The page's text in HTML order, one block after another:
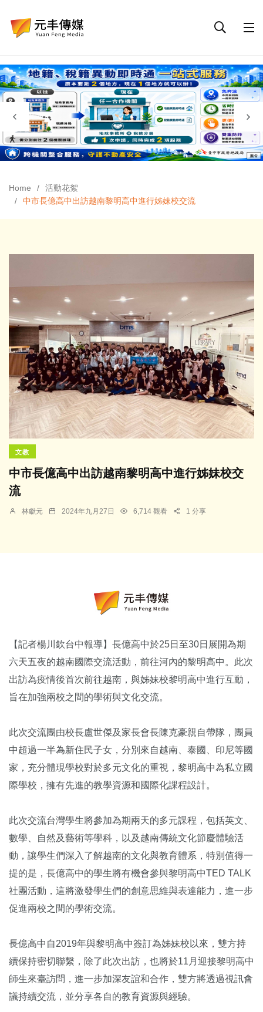
Home
活動花絮
中市長億高中出訪越南黎明高中進行姊妹校交流
文教
中市長億高中出訪越南黎明高中進行姊妹校交
流
林獻元 2024年九月27日 6,714 觀看 1 分享
【記者楊川欽台中報導】長億高中於25日至30日展開為期
六天五夜的越南國際交流活動，前往河內的黎明高中。此次
出訪為疫情後首次前往越南，與姊妹校黎明高中進行互動，
旨在加強兩校之間的學術與文化交流。
此次交流團由校長盧世傑及家長會長陳克豪親自帶隊，團員
中超過一半為新住民子女，分別來自越南、泰國、印尼等國
家，充分體現學校對於多元文化的重視，黎明高中為私立國
際學校，擁有先進的教學資源和國際化課程設計。
此次交流台灣學生將參加為期兩天的多元課程，包括英文、
數學、自然及藝術等學科，以及越南傳統文化節慶體驗活
動，讓學生們深入了解越南的文化與教育體系，特別值得一
提的是，長億高中的學生將有機會參與黎明高中TED TALK
社團活動，這將激發學生們的創意思維與表達能力，進一步
促進兩校之間的學術交流。
長億高中自2019年與黎明高中簽訂為姊妹校以來，雙方持
續保持密切聯繫，除了此次出訪，也將於11月迎接黎明高中
師生來臺訪問，進一步加深友誼和合作，雙方將透過視訊會
議持續交流，並分享各自的教育資源與經驗。